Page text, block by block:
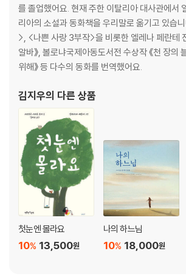
를 졸업했어요. 현재 주한 이탈리아 대사관에서
리아의 소설과 동화책을 우리말로 옮기고 있습
>, <나쁜 사랑 3부작>을 비롯한 엘레나 페란테
알바》, 볼로냐국제아동도서전 수상작 《천 장의
위해》 등 다수의 동화를 번역했어요.
김지우의 다른 상품
첫눈엔 몰라요
13,500원
10%
나의 하느님
18,000원
10%